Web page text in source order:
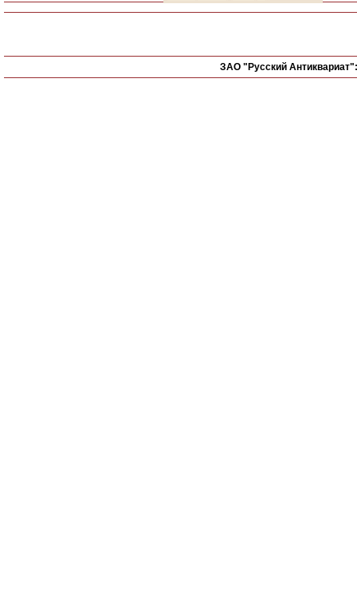
ЗАО "Русский Антиквариат":